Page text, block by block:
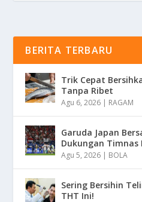
BERITA TERBARU
Trik Cepat
Tanpa Ribet
Agu 6, 2026 | RAGAM
Garuda Japan
Dukungan Timnas
Agu 5, 2026 | BOLA
Sering Bersihin
THT Ini!